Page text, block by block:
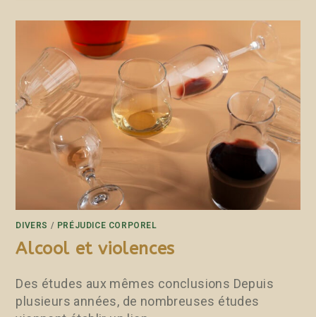
DIVERS / PRÉJUDICE CORPOREL
Alcool et violences
Des études aux mêmes conclusions Depuis
plusieurs années, de nombreuses études